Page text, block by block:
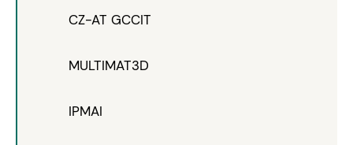
CZ-AT GCCIT
MULTIMAT3D
IPMAI